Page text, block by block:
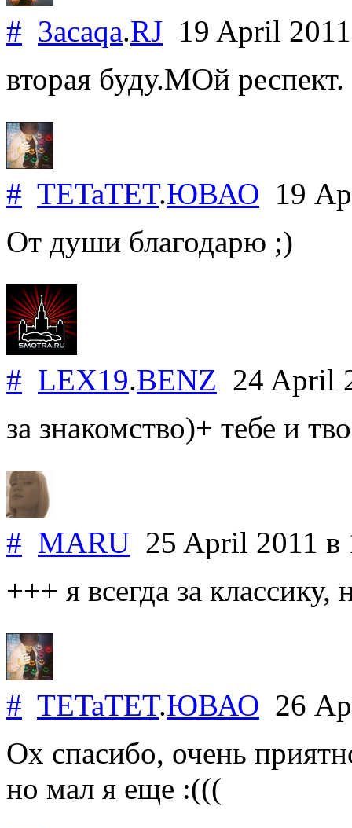
# 3acaqa.RJ 19 April
вторая буду.МОй респект.
# TETaTET.ЮВАО 19
От души благодарю ;)
# LEX19.BENZ 24 April
за знакомство)+ тебе и
# MARU 25 April 2011 в
+++ я всегда за
# TETaTET.ЮВАО 26
Ох спасибо, очень
но мал я еще :(((